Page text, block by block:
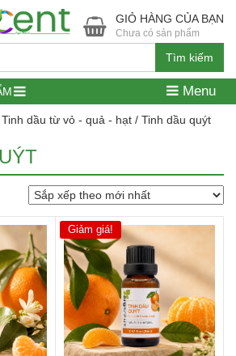
Tìm kiếm
GIỎ HÀNG CỦA BẠN
Chưa có sản phẩm
Menu
Tinh dầu từ vỏ - quả - hạt / Tinh dầu quýt
Giảm giá!